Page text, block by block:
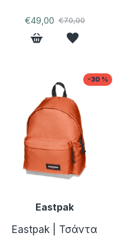
€49,00 €70,00
-30 %
Eastpak
Eastpak | Τσάντα